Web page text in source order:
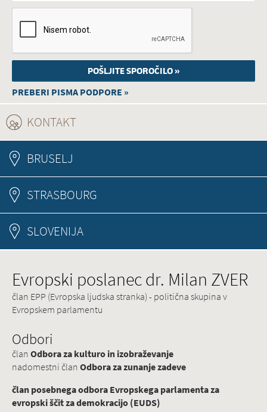
PREBERI PISMA PODPORE »
KONTAKT
BRUSELJ
STRASBOURG
SLOVENIJA
Evropski poslanec dr. Milan ZVER
član EPP (Evropska ljudska stranka) - politična skupina v
Evropskem parlamentu
Odbori
članOdbora za kulturo in izobraževanje
nadomestni članOdbora za zunanje zadeve
član posebnega odbora Evropskega parlamenta za
evropski ščit za demokracijo (EUDS)